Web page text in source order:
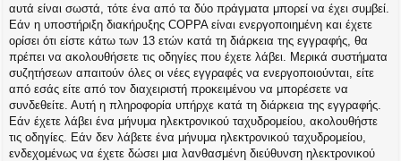
αυτά είναι σωστά, τότε ένα από τα δύο πράγματα μπορεί να έχει συμβεί.
Εάν η υποστήριξη διακήρυξης COPPA είναι ενεργοποιημένη και έχετε
ορίσει ότι είστε κάτω των 13 ετών κατά τη διάρκεια της εγγραφής, θα
πρέπει να ακολουθήσετε τις οδηγίες που έχετε λάβει. Μερικά συστήματα
συζητήσεων απαιτούν όλες οι νέες εγγραφές να ενεργοποιούνται, είτε
από εσάς είτε από τον διαχειριστή προκειμένου να μπορέσετε να
συνδεθείτε. Αυτή η πληροφορία υπήρχε κατά τη διάρκεια της εγγραφής.
Εάν έχετε λάβει ένα μήνυμα ηλεκτρονικού ταχυδρομείου, ακολουθήστε
τις οδηγίες. Εάν δεν λάβετε ένα μήνυμα ηλεκτρονικού ταχυδρομείου,
ενδεχομένως να έχετε δώσει μια λανθασμένη διεύθυνση ηλεκτρονικού